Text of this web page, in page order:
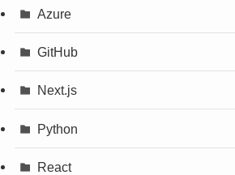
Azure
GitHub
Next.js
Python
React